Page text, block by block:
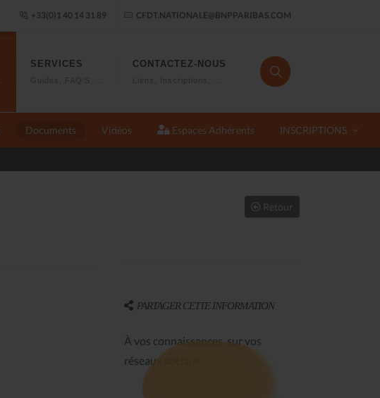
+33(0)1 40 14 31 89 CFDT.NATIONALE@BNPPARIBAS.COM
SERVICES
Guides, FAQ'S, ...
CONTACTEZ-NOUS
Liens, Inscriptions, ...
Documents Vidéos Espaces Adhérents INSCRIPTIONS
Retour
PARTAGER CETTE INFORMATION
À vos connaissances, sur vos
réseaux sociaux.